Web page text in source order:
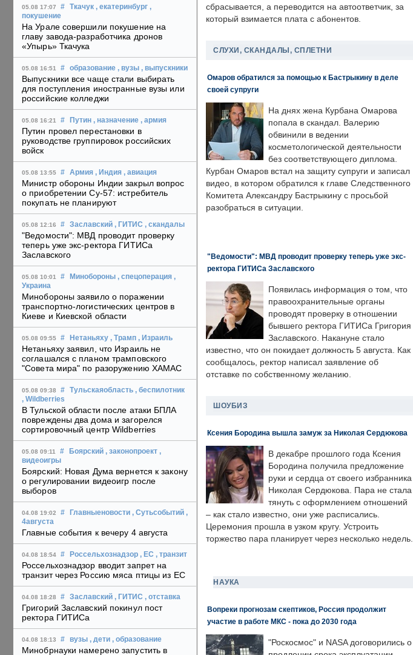
05.08 17:07 # Ткачук , екатеринбург ,
покушение
На Урале совершили покушение на
главу завода-разработчика дронов
«Упырь» Ткачука
05.08 16:51 # образование , вузы , выпускники
Выпускники все чаще стали выбирать
для поступления иностранные вузы или
российские колледжи
05.08 16:21 # Путин , назначение , армия
Путин провел перестановки в
руководстве группировок российских
войск
05.08 13:55 # Армия , Индия , авиация
Министр обороны Индии закрыл вопрос
о приобретении Су-57: истребитель
покупать не планируют
05.08 12:16 # Заславский , ГИТИС , скандалы
"Ведомости": МВД проводит проверку
теперь уже экс-ректора ГИТИСа
Заславского
05.08 10:01 # Минобороны , спецоперация ,
Украина
Минобороны заявило о поражении
транспортно-логистических центров в
Киеве и Киевской области
05.08 09:55 # Нетаньяху , Трамп , Израиль
Нетаньяху заявил, что Израиль не
соглашался с планом трамповского
"Совета мира" по разоружению ХАМАС
05.08 09:38 # Тульскаяобласть , беспилотник
, Wildberries
В Тульской области после атаки БПЛА
повреждены два дома и загорелся
сортировочный центр Wildberries
05.08 09:11 # Боярский , законопроект ,
видеоигры
Боярский: Новая Дума вернется к закону
о регулировании видеоигр после
выборов
04.08 19:02 # Главныеновости , Сутьсобытий ,
4августа
Главные события к вечеру 4 августа
04.08 18:54 # Россельхознадзор , ЕС , транзит
Россельхознадзор вводит запрет на
транзит через Россию мяса птицы из ЕС
04.08 18:28 # Заславский , ГИТИС , отставка
Григорий Заславский покинул пост
ректора ГИТИСа
04.08 18:13 # вузы , дети , образование
Минобрнауки намерено запустить в
сбрасывается, а переводится на автоответчик, за
который взимается плата с абонентов.
СЛУХИ, СКАНДАЛЫ, СПЛЕТНИ
Омаров обратился за помощью к Бастрыкину в деле
своей супруги
На днях жена Курбана Омарова
попала в скандал. Валерию
обвинили в ведении
косметологической деятельности
без соответствующего диплома.
Курбан Омаров встал на защиту супруги и записал
видео, в котором обратился к главе Следственного
Комитета Александру Бастрыкину с просьбой
разобраться в ситуации.
"Ведомости": МВД проводит проверку теперь уже экс-
ректора ГИТИСа Заславского
Появилась информация о том, что
правоохранительные органы
проводят проверку в отношении
бывшего ректора ГИТИСа Григория
Заславского. Накануне стало
известно, что он покидает должность 5 августа. Как
сообщалось, ректор написал заявление об
отставке по собственному желанию.
ШОУБИЗ
Ксения Бородина вышла замуж за Николая Сердюкова
В декабре прошлого года Ксения
Бородина получила предложение
руки и сердца от своего избранника
Николая Сердюкова. Пара не стала
тянуть с оформлением отношений
– как стало известно, они уже расписались.
Церемония прошла в узком кругу. Устроить
торжество пара планирует через несколько недель.
НАУКА
Вопреки прогнозам скептиков, Россия продолжит
участие в работе МКС - пока до 2030 года
"Роскосмос" и NASA договорились о